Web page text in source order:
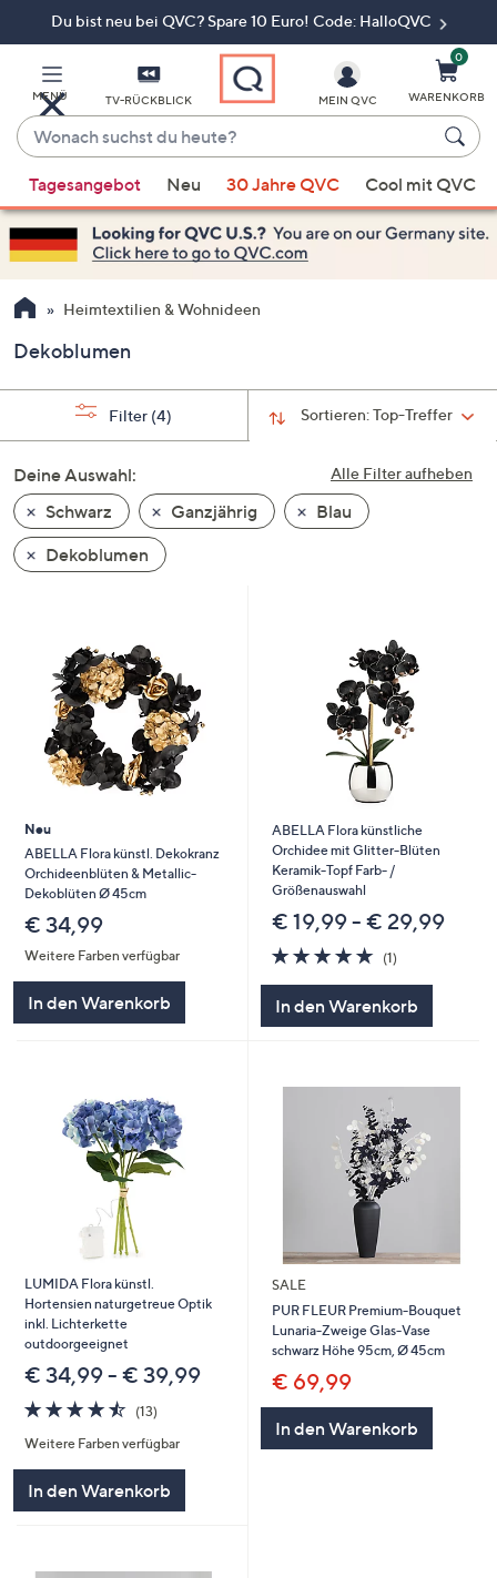
Du bist neu bei QVC? Spare 10 Euro! Code: HalloQVC
MENÜ TV-RÜCKBLICK
Wonach
suchst
du
heute?
Vorschläge
verfügbar
sind,
verwenden
Sie
Pfeiltasten
nach
und
nach
unten
oder
wischen
Sie
Geräten
nach
bzw.
rechts,
anzuzeigen.
MEIN QVC
0
WARENKORB
Tagesangebot Neu 30 Jahre QVC Cool mit QVC
Heimtextilien & Wohnideen
Dekoblumen
Sortieren:Top-Treffer
Filter (4)
Alle Filter aufheben
Deine Auswahl:
Schwarz
Ganzjährig
Blau
Dekoblumen
Neu
ABELLA Flora künstl. Dekokranz
Orchideenblüten & Metallic-
Dekoblüten Ø 45cm
€ 34,99
Weitere Farben verfügbar
In den Warenkorb
ABELLA Flora künstliche
Orchidee mit Glitter-Blüten
Keramik-Topf Farb- /
Größenauswahl
€ 19,99 - € 29,99
5.0
von
(1)1
In den Warenkorb
LUMIDA Flora künstl.
Hortensien naturgetreue Optik
inkl. Lichterkette
outdoorgeeignet
€ 34,99 - € 39,99
4.5
von
5
(13)13
Weitere Farben verfügbar
In den Warenkorb
SALE
PUR FLEUR Premium-Bouquet
Lunaria-Zweige Glas-Vase
schwarz Höhe 95cm, Ø 45cm
€ 69,99
In den Warenkorb